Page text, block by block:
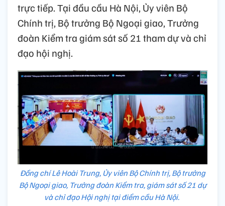
trực tiếp. Tại đầu cầu Hà Nội, Ủy viên Bộ
Chính trị, Bộ trưởng Bộ Ngoại giao, Trưởng
đoàn Kiểm tra giám sát số 21 tham dự và chỉ
đạo hội nghị.
Đồng chí Lê Hoài Trung, Ủy viên Bộ Chính trị, Bộ trưởng
Bộ Ngoại giao, Trưởng đoàn Kiểm tra, giám sát số 21 dự
và chỉ đạo Hội nghị tại điểm cầu Hà Nội.